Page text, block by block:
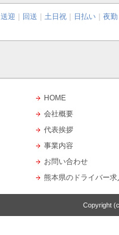
送迎 回送 土日祝 日払い 夜勤
HOME
会社概要
代表挨拶
事業内容
お問い合わせ
熊本県のドライバー求
Copyright